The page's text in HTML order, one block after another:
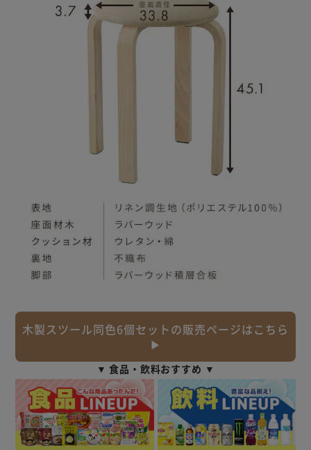
木製スツール同色6個セットの販売ページはこちら
▶
▼ 食品・飲料おすすめ ▼